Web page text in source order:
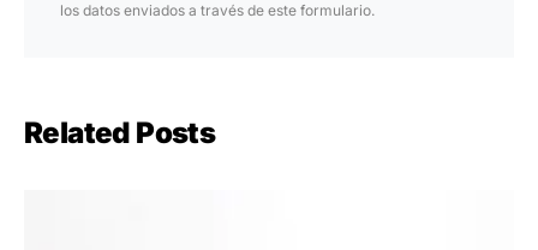
los datos enviados a través de este formulario.
Related Posts